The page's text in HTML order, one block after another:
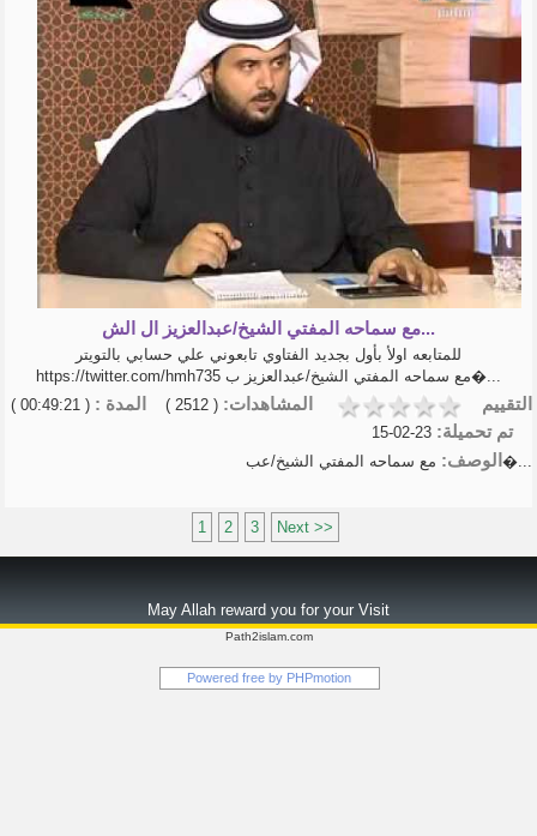
مع سماحه المفتي الشيخ/عبدالعزيز ال الش...
للمتابعه اولأ بأول بجديد الفتاوي تابعوني علي حسابي بالتويتر
https://twitter.com/hmh735 مع سماحه المفتي الشيخ/عبدالعزيز ب�...
التقييم المشاهدات: ( 2512 ) المدة : ( 00:49:21 )
تم تحميلة: 23-02-15
الوصف: مع سماحه المفتي الشيخ/عب�...
1 2 3 Next >>
May Allah reward you for your Visit
Path2islam.com
Powered free by PHPmotion